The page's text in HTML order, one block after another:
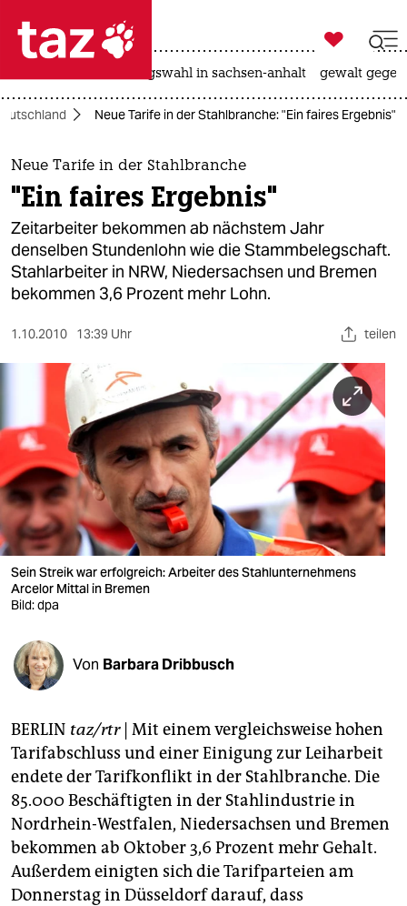
 taz zahl ich
taz zahl ich
themen
politik
öko
gesellschaft
kultur
sport
nord
wahrheit
verlag
verlag
veranstaltungen
shop
fragen & hilfe
abo
genossenschaft
epaper login

taz zahl ich
landtagswahl in sachsen-anhalt gewalt
Neue Tarife in der Stahlbranche: "Ein faires Ergebnis"
Neue Tarife in der Stahlbranche
"Ein faires Ergebnis"
Zeitarbeiter bekommen ab nächstem Jahr
denselben Stundenlohn wie die Stammbelegschaft.
Stahlarbeiter in NRW, Niedersachsen und Bremen
bekommen 3,6 Prozent mehr Lohn.
1.10.2010 13:39 Uhr teilen
Sein Streik war erfolgreich: Arbeiter des Stahlunternehmens
Arcelor Mittal in Bremen
Bild: dpa
Von Barbara Dribbusch
BERLIN taz/rtr| Mit einem vergleichsweise hohen
Tarifabschluss und einer Einigung zur Leiharbeit
endete der Tarifkonflikt in der Stahlbranche. Die
85.000 Beschäftigten in der Stahlindustrie in
Nordrhein-Westfalen, Niedersachsen und Bremen
bekommen ab Oktober 3,6 Prozent mehr Gehalt.
Außerdem einigten sich die Tarifparteien am
Donnerstag in Düsseldorf darauf, dass